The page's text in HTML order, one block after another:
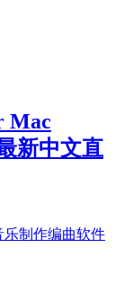
Mac
新中文直